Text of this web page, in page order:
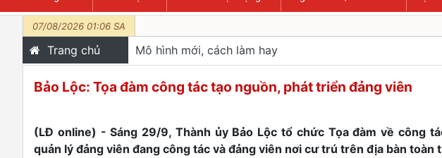
07/08/2026 01:06 SA
Trang chủ Mô hình mới, cách làm hay
Bảo Lộc: Tọa đàm công tác tạo nguồn, phát triển đảng viên
(LĐ online) - Sáng 29/9, Thành ủy Bảo Lộc tổ chức Tọa đàm về công
quản lý đảng viên đang công tác và đảng viên nơi cư trú trên địa bàn toàn